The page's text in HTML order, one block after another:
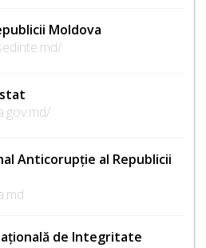
Moldova
Anticorupție al Republicii
de Integritate